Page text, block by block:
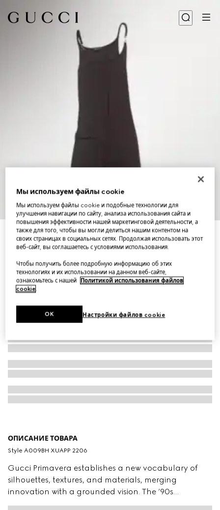
/6
Viscose crêpe jersey dress with Horsebit
ОПИСАНИЕ ТОВАРА
Style ‎A009BH XUAPP 2206
Gucci Primavera establishes a new vocabulary of
silhouettes, textures, and materials, merging
innovation with a grounded vision. The ’90s
inspirations balance elegance and discreet
Мы используем файлы cookie
Мы используем файлы cookie и подобные технологии для
улучшения навигации по сайту, анализа использования сайта и
повышения эффективности нашей маркетинговой деятельности, а
также для того, чтобы вы могли делиться нашим контентом на
своих страницах в социальных сетях. Продолжая использовать этот
веб-сайт, вы соглашаетесь с условиями использования.
Чтобы получить более подробную информацию об этих
технологиях и их использовании на данном веб-сайте,
ознакомьтесь с нашей
Политикой использования файлов
cookie.
Настройки файлов cookie
OK